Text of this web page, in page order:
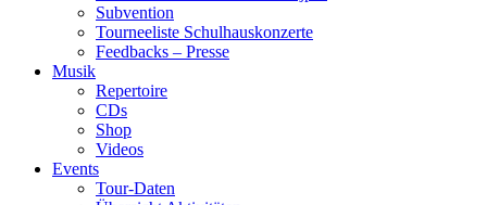
Subvention
Tourneeliste Schulhauskonzerte
Feedbacks – Presse
Musik
Repertoire
CDs
Shop
Videos
Events
Tour-Daten